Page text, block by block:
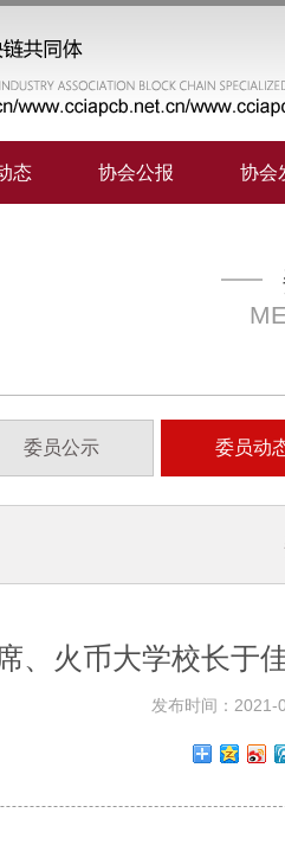
态 协会公报 协会
委员公示 委员动
、火币大学校长于
发布时间：